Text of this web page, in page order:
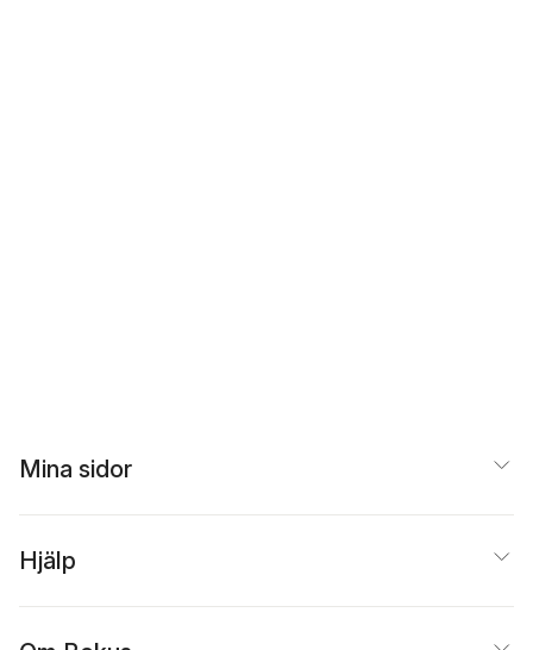
Mina sidor
Hjälp